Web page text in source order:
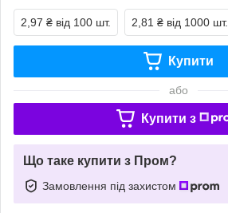
2,97 ₴ від 100 шт. 2,81 ₴ від 1000 шт.
Купити
або
Купити з
Що таке купити з Пром?
Замовлення під захистом